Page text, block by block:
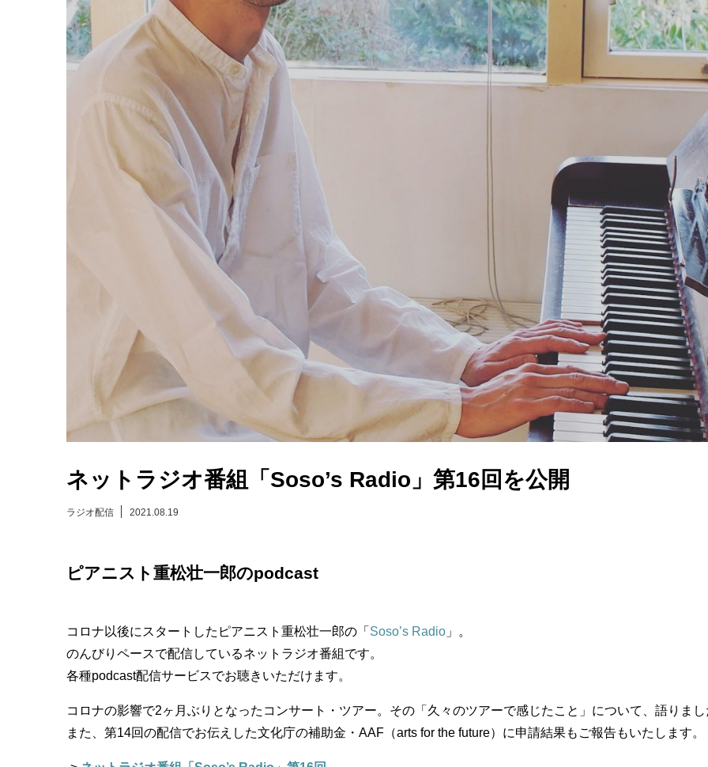
ネットラジオ番組「Soso’s Radio」第16回を公開
ラジオ配信 2021.08.19
ピアニスト重松壮一郎のpodcast
コロナ以後にスタートしたピアニスト重松壮一郎の「 Soso’s Radio 」。
のんびりペースで配信しているネットラジオ番組です。
各種podcast配信サービスでお聴きいただけます。
コロナの影響で2ヶ月ぶりとなったコンサート・ツアー。その「久々のツアーで感じたこと」について、語りま
また、第14回の配信でお伝えした文化庁の補助金・AAF（arts for the future）に申請結果もご報告もいたします。